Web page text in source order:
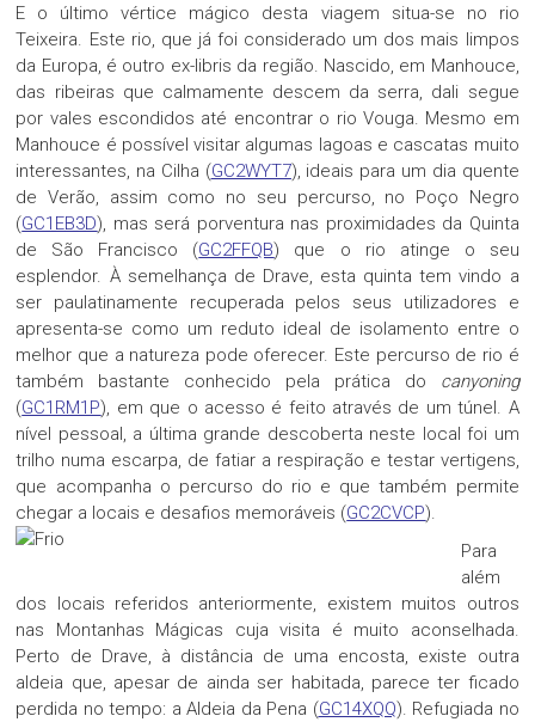
E o último vértice mágico desta viagem situa-se no rio
Teixeira. Este rio, que já foi considerado um dos mais limpos
da Europa, é outro ex-libris da região. Nascido, em Manhouce,
das ribeiras que calmamente descem da serra, dali segue
por vales escondidos até encontrar o rio Vouga. Mesmo em
Manhouce é possível visitar algumas lagoas e cascatas muito
interessantes, na Cilha (GC2WYT7), ideais para um dia quente
de Verão, assim como no seu percurso, no Poço Negro
(GC1EB3D), mas será porventura nas proximidades da Quinta
de São Francisco (GC2FFQB) que o rio atinge o seu
esplendor. À semelhança de Drave, esta quinta tem vindo a
ser paulatinamente recuperada pelos seus utilizadores e
apresenta-se como um reduto ideal de isolamento entre o
melhor que a natureza pode oferecer. Este percurso de rio é
também bastante conhecido pela prática do canyoning
(GC1RM1P), em que o acesso é feito através de um túnel. A
nível pessoal, a última grande descoberta neste local foi um
trilho numa escarpa, de fatiar a respiração e testar vertigens,
que acompanha o percurso do rio e que também permite
chegar a locais e desafios memoráveis (GC2CVCP).
Para
além
dos locais referidos anteriormente, existem muitos outros
nas Montanhas Mágicas cuja visita é muito aconselhada.
Perto de Drave, à distância de uma encosta, existe outra
aldeia que, apesar de ainda ser habitada, parece ter ficado
perdida no tempo: a Aldeia da Pena (GC14XQQ). Refugiada no